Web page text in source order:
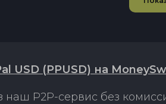
USD (PPUSD) на
P2P-сервис без